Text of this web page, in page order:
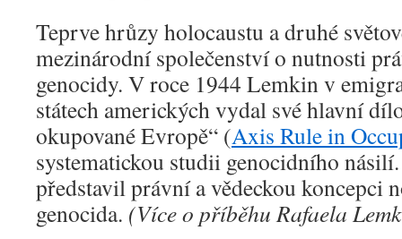
Teprve hrůzy holocaustu a druhé
mezinárodní společenství o nutnosti
genocidy. V roce 1944 Lemkin v
státech amerických vydal své hlavní
okupované Evropě“ (Axis Rule in
systematickou studii genocidního
představil právní a vědeckou koncepci
genocida. (Více o příběhu Rafaela